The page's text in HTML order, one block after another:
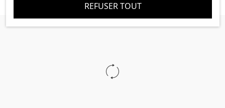
REFUSER TOUT